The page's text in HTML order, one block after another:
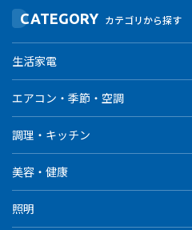
CATEGORY カテゴリから探す
生活家電
エアコン・季節・空調
調理・キッチン
美容・健康
照明